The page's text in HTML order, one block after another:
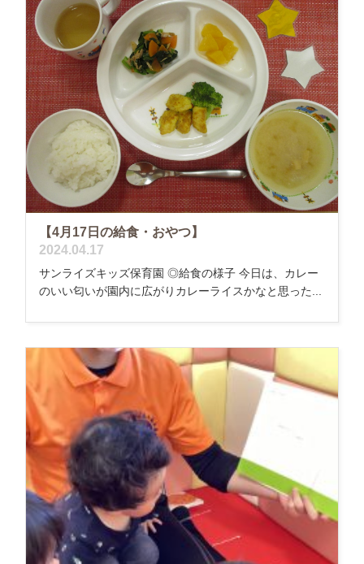
【4月17日の給食・おやつ】
2024.04.17
サンライズキッズ保育園 ◎給食の様子 今日は、カレー
のいい匂いが園内に広がりカレーライスかなと思った...